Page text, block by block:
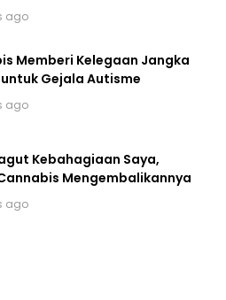
ago
Memberi Kelegaan Jangka
Gejala Autisme
ago
Kebahagiaan Saya,
Mengembalikannya
ago